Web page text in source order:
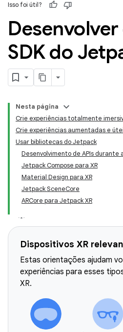
Isso foi útil?
SDK do
Nesta página
Crie experiências totalmente
Crie experiências aumentadas e
Usar bibliotecas do Jetpack
Desenvolvimento de APIs durante
Jetpack Compose para XR
Material Design para XR
Jetpack SceneCore
ARCore para Jetpack XR
Dispositivos XR
Estas orientações ajudam
experiências para esses
XR.